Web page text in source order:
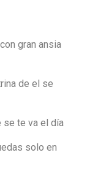
gran ansia
de el se
se te va el día
solo en